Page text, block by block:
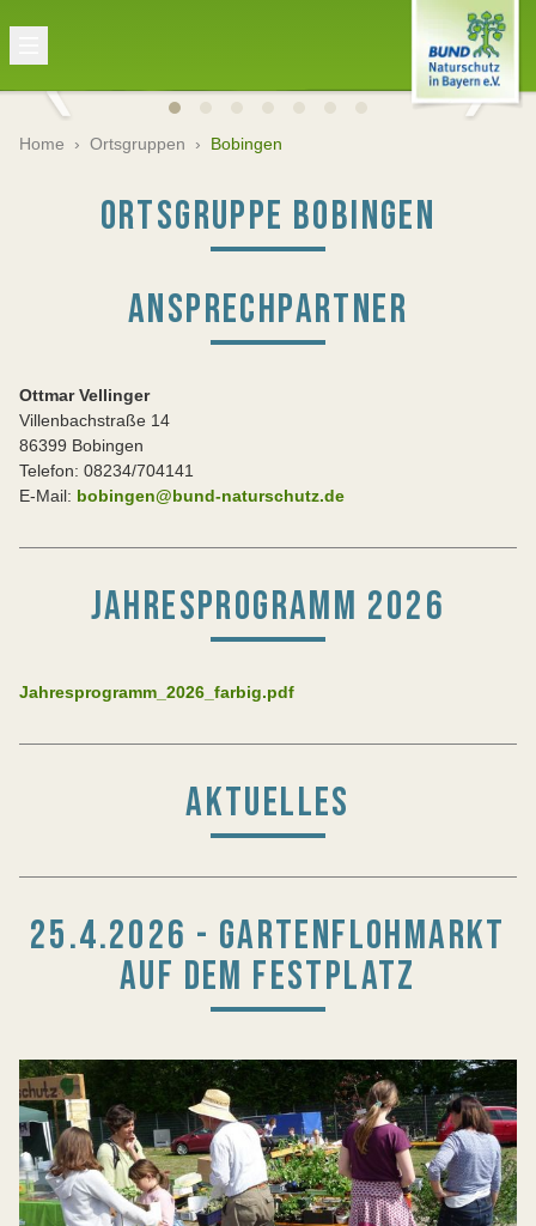
Home › Ortsgruppen › Bobingen
ORTSGRUPPE BOBINGEN
ANSPRECHPARTNER
Ottmar Vellinger
Villenbachstraße 14
86399 Bobingen
Telefon: 08234/704141
E-Mail: bobingen@bund-naturschutz.de
JAHRESPROGRAMM 2026
Jahresprogramm_2026_farbig.pdf
AKTUELLES
25.4.2026 - GARTENFLOHMARKT
AUF DEM FESTPLATZ